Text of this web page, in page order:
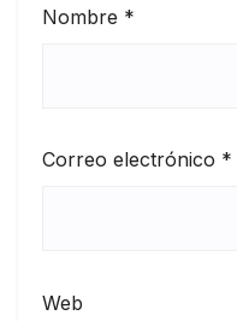
Nombre *
Correo electrónico *
Web